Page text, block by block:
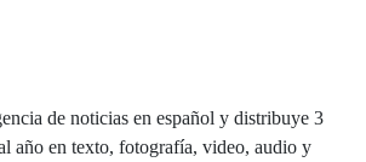
de noticias en español y distribuye 3
año en texto, fotografía, video, audio y